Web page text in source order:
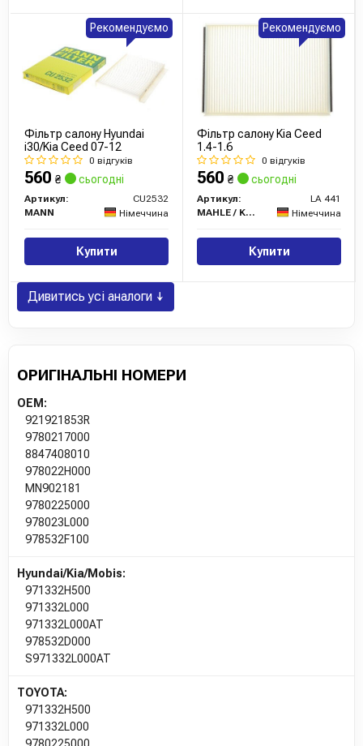
Фільтр салону Hyundai
i30/Kia Ceed 07-12
0 відгуків
560 ₴ сьогодні
Артикул:
CU2532
MANN
Німеччина
Купити
Рекомендуємо
Фільтр салону Kia Ceed
1.4-1.6
0 відгуків
560 ₴ сьогодні
Артикул:
LA 441
MAHLE / KNECHT
Німеччина
Купити
Рекомендуємо
Дивитись усі аналоги ↓
ОРИГІНАЛЬНІ НОМЕРИ
OEM:
921921853R
9780217000
8847408010
978022H000
MN902181
9780225000
978023L000
978532F100
Hyundai/Kia/Mobis:
971332H500
971332L000
971332L000AT
978532D000
S971332L000AT
TOYOTA:
971332H500
971332L000